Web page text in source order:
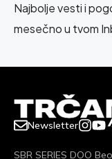
Najbolje vesti i
mesečno u tvom
Newsletter
SBR SERIES DOO